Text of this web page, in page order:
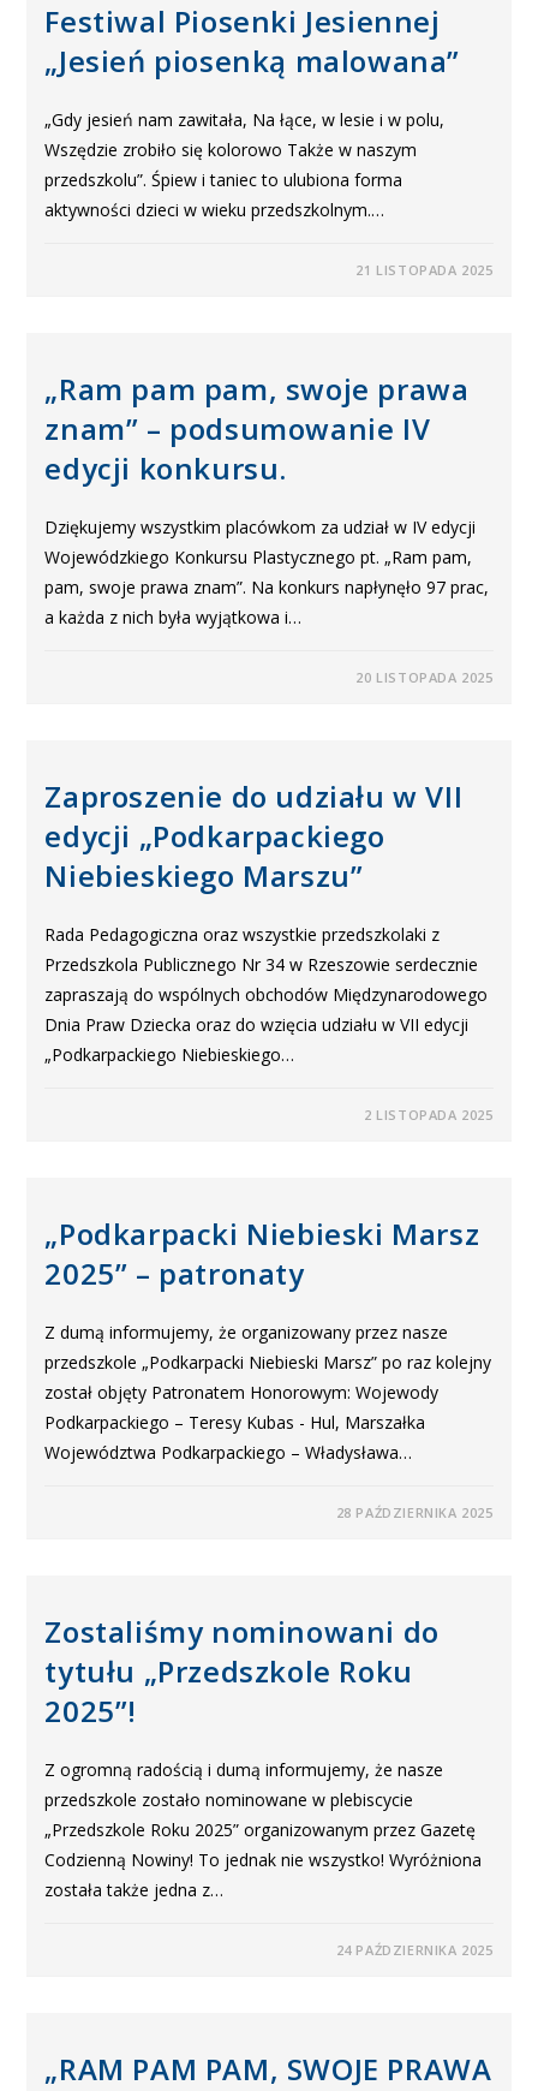
Festiwal Piosenki Jesiennej
„Jesień piosenką malowana”
„Gdy jesień nam zawitała, Na łące, w lesie i w polu,
Wszędzie zrobiło się kolorowo Także w naszym
przedszkolu”. Śpiew i taniec to ulubiona forma
aktywności dzieci w wieku przedszkolnym.…
21 LISTOPADA 2025
„Ram pam pam, swoje prawa
znam” – podsumowanie IV
edycji konkursu.
Dziękujemy wszystkim placówkom za udział w IV edycji
Wojewódzkiego Konkursu Plastycznego pt. „Ram pam,
pam, swoje prawa znam”. Na konkurs napłynęło 97 prac,
a każda z nich była wyjątkowa i…
20 LISTOPADA 2025
Zaproszenie do udziału w VII
edycji „Podkarpackiego
Niebieskiego Marszu”
Rada Pedagogiczna oraz wszystkie przedszkolaki z
Przedszkola Publicznego Nr 34 w Rzeszowie serdecznie
zapraszają do wspólnych obchodów Międzynarodowego
Dnia Praw Dziecka oraz do wzięcia udziału w VII edycji
„Podkarpackiego Niebieskiego…
2 LISTOPADA 2025
„Podkarpacki Niebieski Marsz
2025” – patronaty
Z dumą informujemy, że organizowany przez nasze
przedszkole „Podkarpacki Niebieski Marsz” po raz kolejny
został objęty Patronatem Honorowym: Wojewody
Podkarpackiego – Teresy Kubas - Hul, Marszałka
Województwa Podkarpackiego – Władysława…
28 PAŹDZIERNIKA 2025
Zostaliśmy nominowani do
tytułu „Przedszkole Roku
2025”!
Z ogromną radością i dumą informujemy, że nasze
przedszkole zostało nominowane w plebiscycie
„Przedszkole Roku 2025” organizowanym przez Gazetę
Codzienną Nowiny! To jednak nie wszystko! Wyróżniona
została także jedna z…
24 PAŹDZIERNIKA 2025
„RAM PAM PAM, SWOJE PRAWA